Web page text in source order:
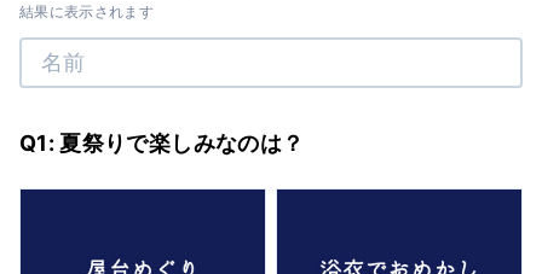
結果に表示されます
Q1: 夏祭りで楽しみなのは？